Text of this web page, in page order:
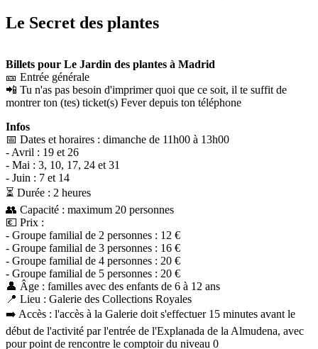
Le Secret des plantes
Billets pour Le Jardin des plantes à Madrid
🎫 Entrée générale
📲 Tu n'as pas besoin d'imprimer quoi que ce soit, il te suffit de
montrer ton (tes) ticket(s) Fever depuis ton téléphone
Infos
📅 Dates et horaires : dimanche de 11h00 à 13h00
- Avril : 19 et 26
- Mai : 3, 10, 17, 24 et 31
- Juin : 7 et 14
⏳ Durée : 2 heures
👥 Capacité : maximum 20 personnes
💶 Prix :
- Groupe familial de 2 personnes : 12 €
- Groupe familial de 3 personnes : 16 €
- Groupe familial de 4 personnes : 20 €
- Groupe familial de 5 personnes : 20 €
👤 Âge : familles avec des enfants de 6 à 12 ans
📍 Lieu : Galerie des Collections Royales
➡️ Accès : l'accès à la Galerie doit s'effectuer 15 minutes avant le
début de l'activité par l'entrée de l'Explanada de la Almudena, avec
pour point de rencontre le comptoir du niveau 0